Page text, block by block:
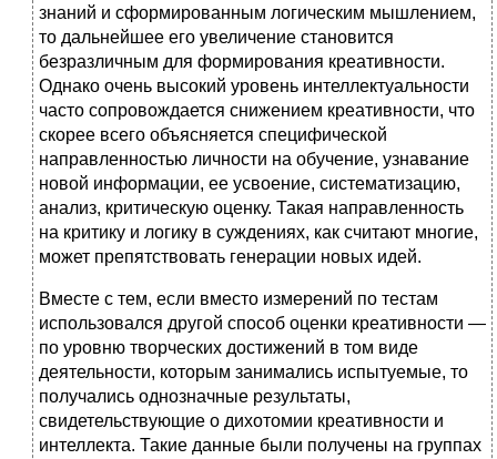
знаний и сформированным логическим мышлением,
то дальнейшее его увеличение становится
безразличным для формирования креативности.
Однако очень высокий уровень интеллектуальности
часто сопровождается снижением креативности, что
скорее всего объясняется специфической
направленностью личности на обучение, узнавание
новой информации, ее усвоение, систематизацию,
анализ, критическую оценку. Такая направленность
на критику и логику в суждениях, как считают многие,
может препятствовать генерации новых идей.
Вместе с тем, если вместо измерений по тестам
использовался другой способ оценки креативности —
по уровню творческих достижений в том виде
деятельности, которым занимались испытуемые, то
получались однозначные результаты,
свидетельствующие о дихотомии креативности и
интеллекта. Такие данные были получены на группах